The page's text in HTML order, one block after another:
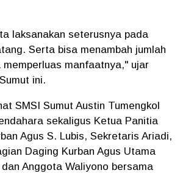
laksanakan seterusnya pada
Serta bisa menambah jumlah
memperluas manfaatnya," ujar
ini.
SMSI Sumut Austin Tumengkol
sekaligus Ketua Panitia
Agus S. Lubis, Sekretaris Ariadi,
Daging Kurban Agus Utama
Anggota Waliyono bersama